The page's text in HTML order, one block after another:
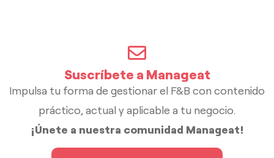
Suscríbete a Manageat
Impulsa tu forma de gestionar el F&B con contenido
práctico, actual y aplicable a tu negocio.
¡Únete a nuestra comunidad Manageat!